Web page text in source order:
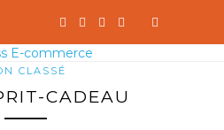
CLASSÉ
CADEAU